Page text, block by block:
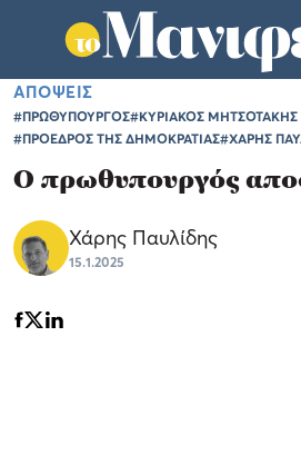
ΑΠΟΨΕΙΣ
#ΠΡΩΘΥΠΟΥΡΓΟΣ#ΚΥΡΙΑΚΟΣ ΜΗΤΣΟΤΑΚΗΣ
#ΠΡΟΕΔΡΟΣ ΤΗΣ ΔΗΜΟΚΡΑΤΙΑΣ#ΧΑΡΗΣ
Ο πρωθυπουργός
Χάρης Παυλίδης
15.1.2025